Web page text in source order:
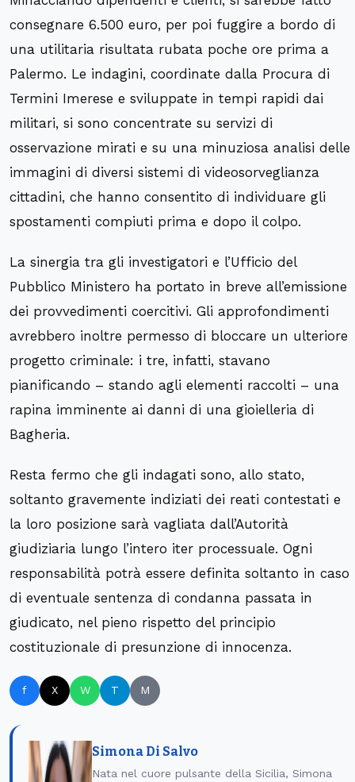
consegnare 6.500 euro, per poi fuggire a bordo di
una utilitaria risultata rubata poche ore prima a
Palermo. Le indagini, coordinate dalla Procura di
Termini Imerese e sviluppate in tempi rapidi dai
militari, si sono concentrate su servizi di
osservazione mirati e su una minuziosa analisi delle
immagini di diversi sistemi di videosorveglianza
cittadini, che hanno consentito di individuare gli
spostamenti compiuti prima e dopo il colpo.
La sinergia tra gli investigatori e l’Ufficio del
Pubblico Ministero ha portato in breve all’emissione
dei provvedimenti coercitivi. Gli approfondimenti
avrebbero inoltre permesso di bloccare un ulteriore
progetto criminale: i tre, infatti, stavano
pianificando – stando agli elementi raccolti – una
rapina imminente ai danni di una gioielleria di
Bagheria.
Resta fermo che gli indagati sono, allo stato,
soltanto gravemente indiziati dei reati contestati e
la loro posizione sarà vagliata dall’Autorità
giudiziaria lungo l’intero iter processuale. Ogni
responsabilità potrà essere definita soltanto in caso
di eventuale sentenza di condanna passata in
giudicato, nel pieno rispetto del principio
costituzionale di presunzione di innocenza.
f X W T M
Simona Di Salvo
Nata nel cuore pulsante della Sicilia, Simona